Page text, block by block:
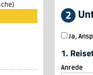
2
Ja,
1.
Anrede